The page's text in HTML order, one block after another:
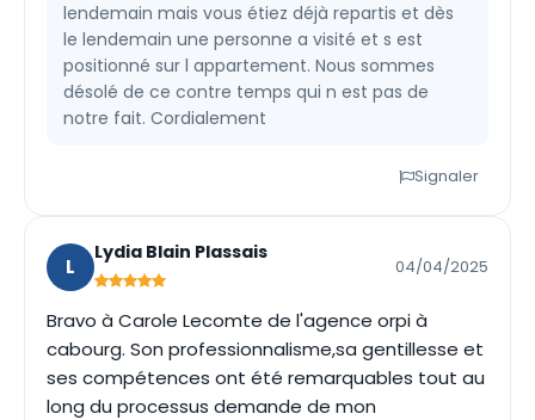
lendemain mais vous étiez déjà repartis et dès
le lendemain une personne a visité et s est
positionné sur l appartement. Nous sommes
désolé de ce contre temps qui n est pas de
notre fait. Cordialement
Signaler
L
Lydia Blain Plassais
04/04/2025
Bravo à Carole Lecomte de l'agence orpi à
cabourg. Son professionnalisme,sa gentillesse et
ses compétences ont été remarquables tout au
long du processus demande de mon